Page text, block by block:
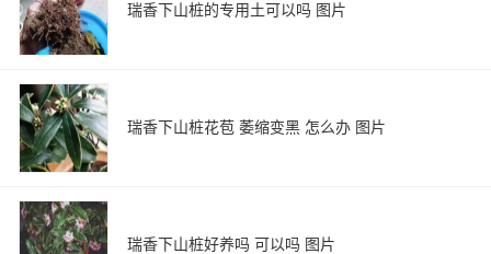
瑞香下山桩的专用土可以吗 图片
瑞香下山桩花苞 萎缩变黑 怎么办 图片
瑞香下山桩好养吗 可以吗 图片